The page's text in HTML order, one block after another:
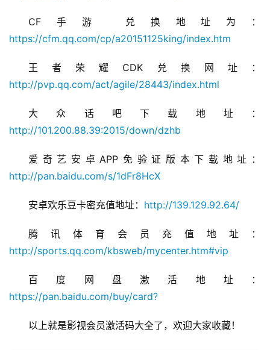
CF手游 兑换地址为：
https://cfm.qq.com/cp/a20151125king/index.htm
王者荣耀CDK兑换网址：
http://pvp.qq.com/act/agile/28443/index.html
大众话吧下载地址：
http://101.200.88.39:2015/down/dzhb
爱奇艺安卓APP免验证版本下载地址：
http://pan.baidu.com/s/1dFr8HcX
安卓欢乐豆卡密充值地址： http://139.129.92.64/
腾讯体育会员充值地址：
http://sports.qq.com/kbsweb/mycenter.htm#vip
百度网盘激活地址：
https://pan.baidu.com/buy/card?
以上就是影视会员激活码大全了，欢迎大家收藏！